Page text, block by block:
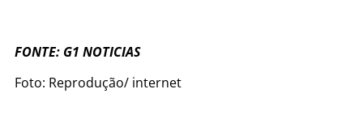
FONTE: G1 NOTICIAS
Foto: Reprodução/ internet